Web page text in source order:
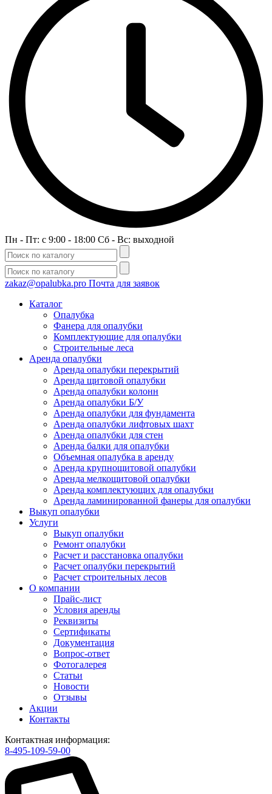
Пн - Пт: c 9:00 - 18:00 Сб - Вс: выходной
zakaz@opalubka.pro Почта для заявок
Каталог
Опалубка
Фанера для опалубки
Комплектующие для опалубки
Строительные леса
Аренда опалубки
Аренда опалубки перекрытий
Аренда щитовой опалубки
Аренда опалубки колонн
Аренда опалубки Б/У
Аренда опалубки для фундамента
Аренда опалубки лифтовых шахт
Аренда опалубки для стен
Аренда балки для опалубки
Объемная опалубка в аренду
Аренда крупнощитовой опалубки
Аренда мелкощитовой опалубки
Аренда комплектующих для опалубки
Аренда ламинированной фанеры для опалубки
Выкуп опалубки
Услуги
Выкуп опалубки
Ремонт опалубки
Расчет и расстановка опалубки
Расчет опалубки перекрытий
Расчет строительных лесов
О компании
Прайс-лист
Условия аренды
Реквизиты
Сертификаты
Документация
Вопрос-ответ
Фотогалерея
Статьи
Новости
Отзывы
Акции
Контакты
Контактная информация:
8-495-109-59-00